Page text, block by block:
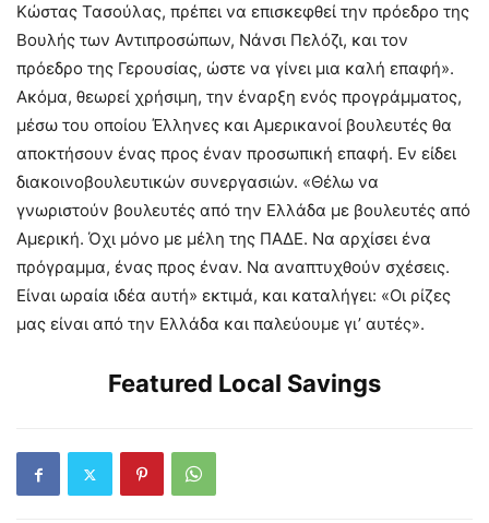
Κώστας Τασούλας, πρέπει να επισκεφθεί την πρόεδρο της
Βουλής των Αντιπροσώπων, Νάνσι Πελόζι, και τον
πρόεδρο της Γερουσίας, ώστε να γίνει μια καλή επαφή».
Ακόμα, θεωρεί χρήσιμη, την έναρξη ενός προγράμματος,
μέσω του οποίου Έλληνες και Αμερικανοί βουλευτές θα
αποκτήσουν ένας προς έναν προσωπική επαφή. Εν είδει
διακοινοβουλευτικών συνεργασιών. «Θέλω να
γνωριστούν βουλευτές από την Ελλάδα με βουλευτές από
Αμερική. Όχι μόνο με μέλη της ΠΑΔΕ. Να αρχίσει ένα
πρόγραμμα, ένας προς έναν. Να αναπτυχθούν σχέσεις.
Είναι ωραία ιδέα αυτή» εκτιμά, και καταλήγει: «Οι ρίζες
μας είναι από την Ελλάδα και παλεύουμε γι’ αυτές».
Featured Local Savings